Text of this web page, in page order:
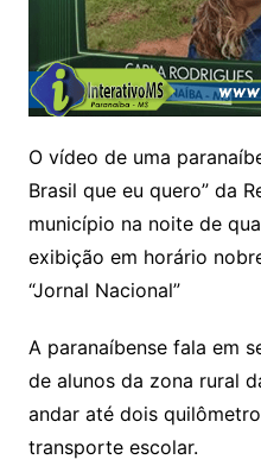
O vídeo de uma
Brasil que eu quero” da
município na noite de
exibição em horário
“Jornal Nacional”
A paranaíbense fala em
de alunos da zona rural
andar até dois
transporte escolar.